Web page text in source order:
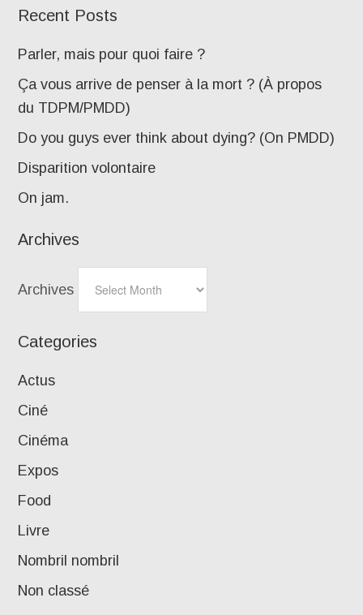
Recent Posts
Parler, mais pour quoi faire ?
Ça vous arrive de penser à la mort ? (À propos
du TDPM/PMDD)
Do you guys ever think about dying? (On PMDD)
Disparition volontaire
On jam.
Archives
Archives
Categories
Actus
Ciné
Cinéma
Expos
Food
Livre
Nombril nombril
Non classé